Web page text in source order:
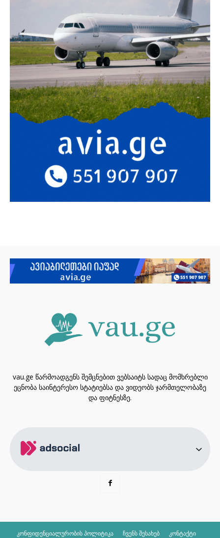
vau.ge წარმოადგენს შემცნებით ვებსაიტს სადაც მომხრებლი
ეცნობა საინტერესო სტატიებსა და ვიდეობს ჯარმთელობაზე
და ფიტნესზე.
კონფიდენციალურობის პოლიტიკა ჩვენს შესახებ კონტაქტი